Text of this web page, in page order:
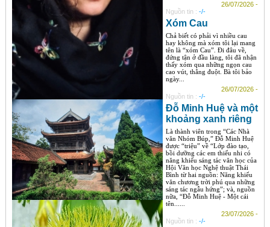
26/07/2026 -
Nguồn tin : -/-
Xóm Cau
Chả biết có phải vì nhiều cau
hay không mà xóm tôi lại mang
tên là “xóm Cau”. Đi đâu về,
đứng tận ở đầu làng, tôi đã nhận
thấy xóm qua những ngọn cau
cao vút, thẳng đuột. Bà tôi bảo
ngày...
26/07/2026 -
Nguồn tin : -/-
Đỗ Minh Huệ và một
khoảng xanh riêng
Là thành viên trong “Các Nhà
văn Nhóm Búp,” Đỗ Minh Huệ
được “triệu” về “Lớp đào tạo,
bồi dưỡng các em thiếu nhi có
năng khiếu sáng tác văn học của
Hội Văn học Nghệ thuật Thái
Bình từ hai nguồn: Năng khiếu
văn chương trời phú qua những
sáng tác ngẫu hứng”; và, nguồn
nữa, “Đỗ Minh Huệ - Một cái
tên......
23/07/2026 -
Nguồn tin : -/-